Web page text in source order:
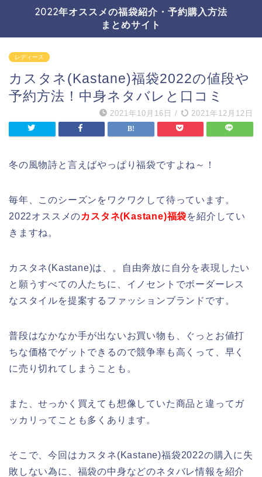
2022年オススメの福袋紹介・予約購入方法
まとめサイト
レディース
カスタネ(Kastane)福袋2022の値段や
予約方法！中身ネタバレと口コミ
2021年10月16日 / 2021年12月12日
冬の風物詩と言えばやっぱり福袋ですよね～！
毎年、このシーズンをワクワクして待っています。
2022オススメのカスタネ(Kastane)福袋を紹介してい
きますね。
カスタネ(Kastane)は、。自由奔放に自分を表現したい
と願うすべての人たちに、イノセントでボーダーレス
なスタイルを提案するファッションブランドです。
普段はなかなか手が出ないお買い物も、ぐっとお値打
ちな価格でゲットできるので競争率も高くって、早く
に売り切れてしまうことも。
また、せっかく買えても想像していた商品と違ってガ
ッカリってことも多くあります。
そこで、今回はカスタネ(Kastane)福袋2022の購入に失
敗しない為に、福袋の中身などのネタバレ情報を紹介